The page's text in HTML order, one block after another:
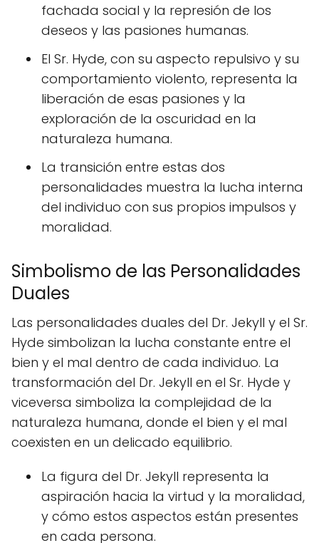
fachada social y la represión de los
deseos y las pasiones humanas.
El Sr. Hyde, con su aspecto repulsivo y su
comportamiento violento, representa la
liberación de esas pasiones y la
exploración de la oscuridad en la
naturaleza humana.
La transición entre estas dos
personalidades muestra la lucha interna
del individuo con sus propios impulsos y
moralidad.
Simbolismo de las Personalidades
Duales
Las personalidades duales del Dr. Jekyll y el Sr.
Hyde simbolizan la lucha constante entre el
bien y el mal dentro de cada individuo. La
transformación del Dr. Jekyll en el Sr. Hyde y
viceversa simboliza la complejidad de la
naturaleza humana, donde el bien y el mal
coexisten en un delicado equilibrio.
La figura del Dr. Jekyll representa la
aspiración hacia la virtud y la moralidad,
y cómo estos aspectos están presentes
en cada persona.